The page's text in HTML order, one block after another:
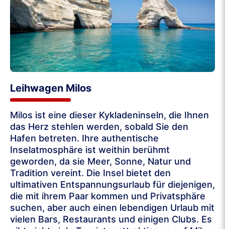
Leihwagen Milos
Milos ist eine dieser Kykladeninseln, die Ihnen
das Herz stehlen werden, sobald Sie den
Hafen betreten. Ihre authentische
Inselatmosphäre ist weithin berühmt
geworden, da sie Meer, Sonne, Natur und
Tradition vereint. Die Insel bietet den
ultimativen Entspannungsurlaub für diejenigen,
die mit ihrem Paar kommen und Privatsphäre
suchen, aber auch einen lebendigen Urlaub mit
vielen Bars, Restaurants und einigen Clubs. Es